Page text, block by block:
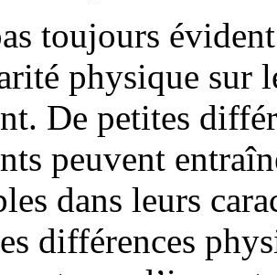
toujours
physique sur
De petites
peuvent
dans leurs
différences